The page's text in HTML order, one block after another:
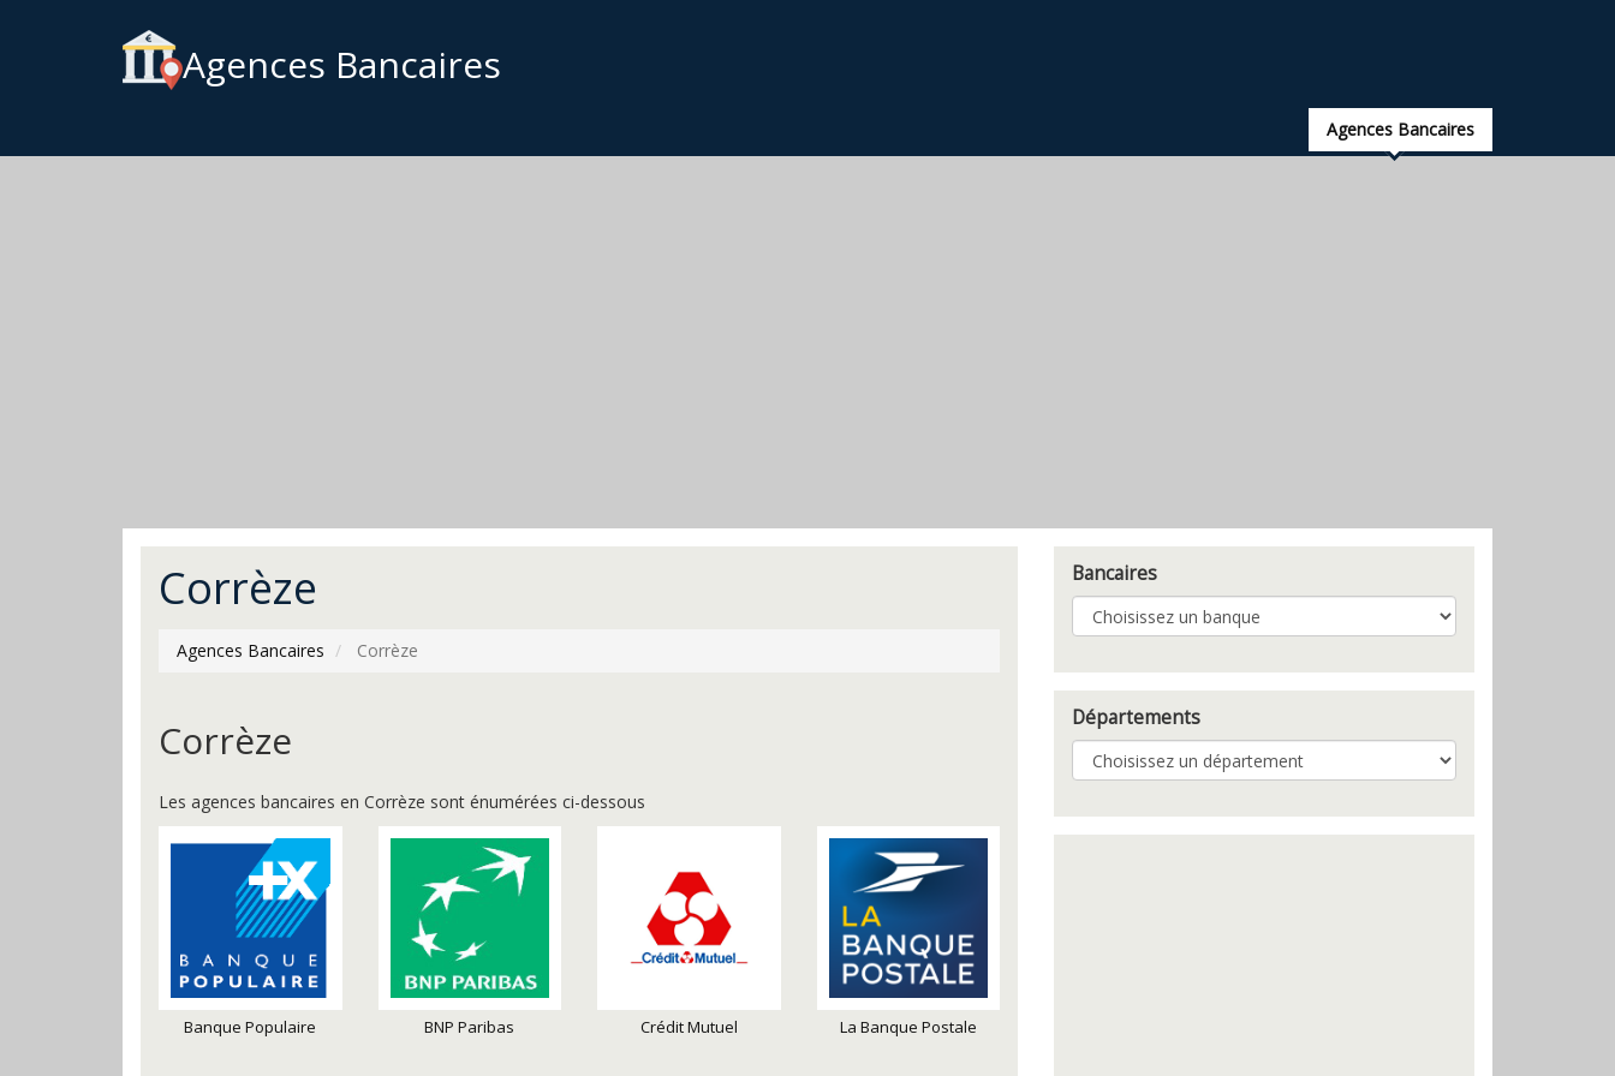
Agences Bancaires
Agences Bancaires
Corrèze
Agences Bancaires Corrèze
Corrèze
Les agences bancaires en Corrèze sont énumérées ci-dessous
Banque Populaire BNP Paribas Crédit Mutuel La Banque Postale
Bancaires
Départements